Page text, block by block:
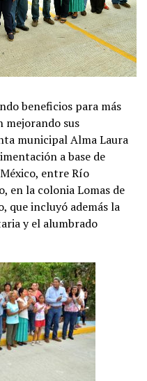
beneficios para más
mejorando sus
municipal Alma Laura
a base de
entre Río
en la colonia Lomas de
que incluyó además la
y el alumbrado